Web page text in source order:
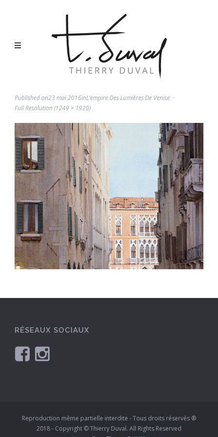
Published on23 mai 2016inL’empire Des Lumières De Venise
Full Resolution (1249 × 1920)
RÉSEAUX SOCIAUX
Reproduction même partielle interdite - Tous droits réservés ®
2018 - Copyright © Thierry Duval. All Rights Reserved